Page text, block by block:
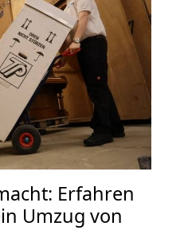
Erfahren
Umzug von